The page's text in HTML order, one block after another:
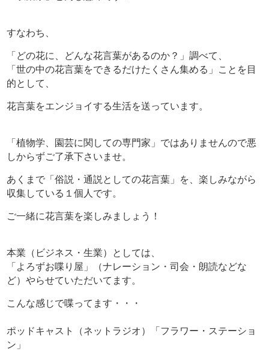
すなわち、
「どの花に、どんな花言葉があるのか？」調べて、
「世の中の花言葉をできるだけたくさん集める」ことを目
的として、
花言葉をエンジョイする生活を送っています。
「植物学、園芸に関しての専門家」ではありませんので悪
しからずご了承下さいませ。
あくまで「俗説・通説としての花言葉」を、楽しみながら
収集している１個人です。
ご一緒に花言葉を楽しみましょう！
本業（ビジネス・生業）としては、
「よろずお喋り屋」（ナレーション・司会・朗読などな
ど）やらせていただいてます。
こんな感じで喋ってます・・・
ポッドキャスト（ネットラジオ）「フラワー・ステーショ
ン」